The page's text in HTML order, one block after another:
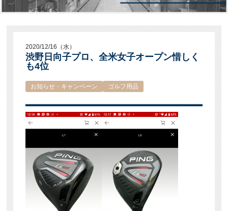
2020/12/16（水）
渋野日向子プロ、全米女子オープン惜しく
も4位
お知らせ・キャンペーン ゴルフ用品